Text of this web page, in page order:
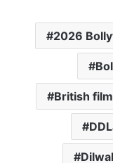
2026
British